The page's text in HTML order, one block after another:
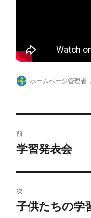
投
ホームページ管理者
稿
ビ
ゲ
前
前
投
稿:
学習発表会
次
次
子供たちの学